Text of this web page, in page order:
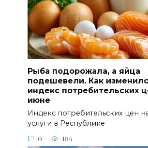
Рыба подорожала, а яйца
подешевели. Как
индекс потребительских
июне
Индекс потребительских цен
услуги в Республике
0 184